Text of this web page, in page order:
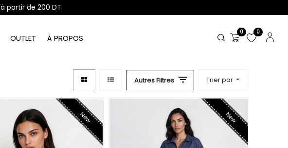
à partir de 200 DT
OUTLET À PROPOS
0 0
Trier par
Autres Filtres
New New